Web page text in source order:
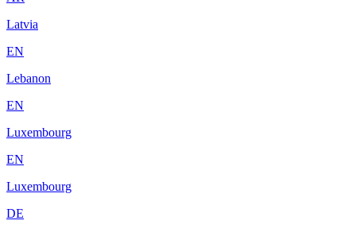
Latvia
EN
Lebanon
EN
Luxembourg
EN
Luxembourg
DE